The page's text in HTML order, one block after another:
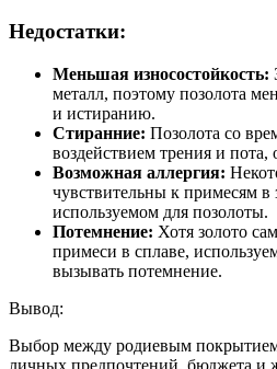
Недостатки:
Меньшая износостойкость:
металл, поэтому позолота
и истиранию.
Стиранние: Позолота со
воздействием трения и
Возможная аллергия:
чувствительны к примесям в
используемом для позолоты.
Потемнение: Хотя золото
примеси в сплаве,
вызывать потемнение.
Вывод:
Выбор между родиевым покрытием
личных предпочтений, бюджета и